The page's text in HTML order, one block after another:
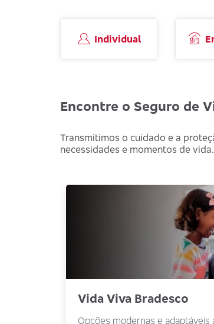
Individual
Encontre o Seguro de
Transmitimos o cuidado e a
necessidades e momentos de
Vida Viva Bradesco
Opções modernas e adaptáveis